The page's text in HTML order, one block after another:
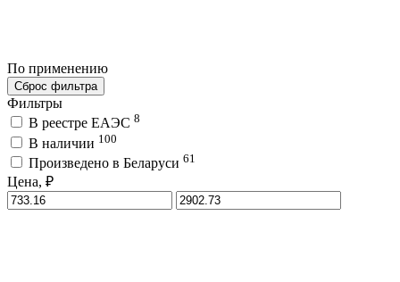
По применению
Сброс фильтра
Фильтры
В реестре ЕАЭС 8
В наличии 100
Произведено в Беларуси 61
Цена, ₽